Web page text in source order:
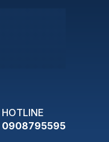
HOTLINE
0908795595